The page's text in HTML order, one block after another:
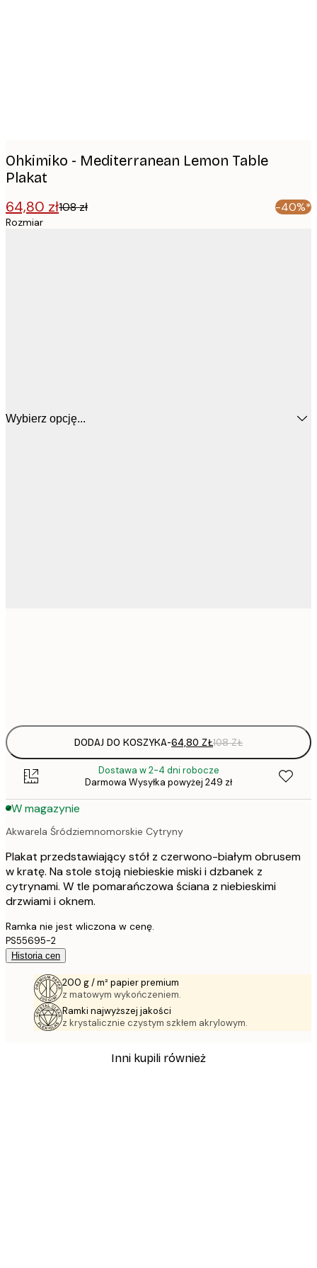
Ohkimiko - Mediterranean Lemon Table
Plakat
64,80 zł108 zł -40%*
Rozmiar
Wybierz opcję...
DODAJ DO KOSZYKA-64,80 ZŁ108 ZŁ
Dostawa w 2-4 dni robocze
Darmowa Wysyłka powyżej 249 zł
W magazynie
Akwarela Śródziemnomorskie Cytryny
Plakat przedstawiający stół z czerwono-białym obrusem
w kratę. Na stole stoją niebieskie miski i dzbanek z
cytrynami. W tle pomarańczowa ściana z niebieskimi
drzwiami i oknem.
Ramka nie jest wliczona w cenę.
PS55695-2
Historia cen
200 g / m² papier premium
z matowym wykończeniem.
Ramki najwyższej jakości
z krystalicznie czystym szkłem akrylowym.
Inni kupili również